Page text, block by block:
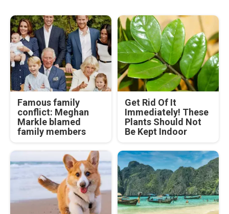
Famous family
conflict: Meghan
Markle blamed
family members
Get Rid Of It
Immediately! These
Plants Should Not
Be Kept Indoor